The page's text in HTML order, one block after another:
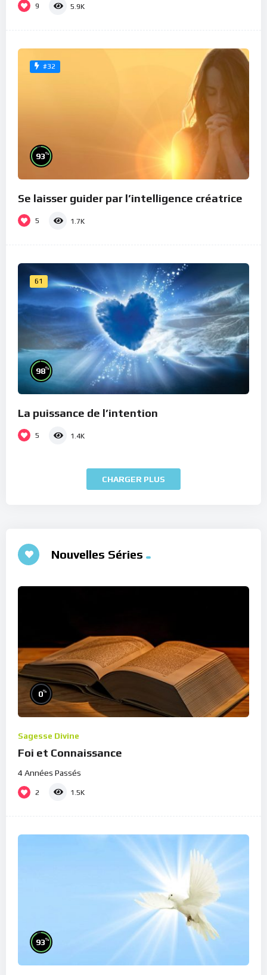
9 5.9K
#32
93%
Se laisser guider par l’intelligence créatrice
5 1.7K
61
98%
La puissance de l’intention
5 1.4K
CHARGER PLUS
Nouvelles Séries
0%
Sagesse Divine
Foi et Connaissance
4 Années Passés
2 1.5K
93%